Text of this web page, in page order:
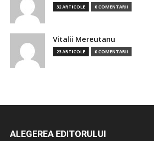
32 ARTICOLE 0 COMENTARII
Vitalii Mereutanu
23 ARTICOLE 0 COMENTARII
ALEGEREA EDITORULUI